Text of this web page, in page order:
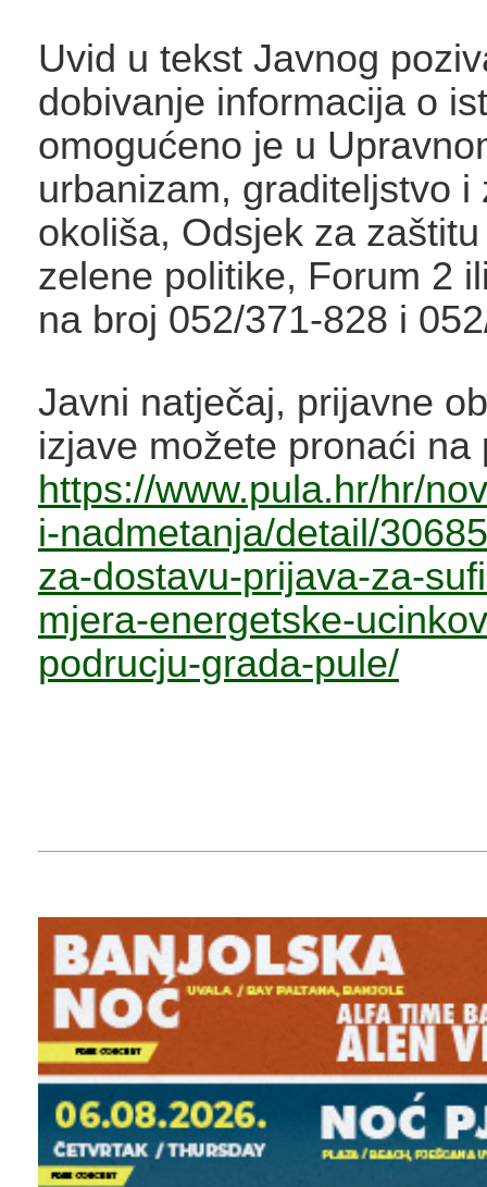
Uvid u tekst Javnog
dobivanje informacija o
omogućeno je u
urbanizam, graditeljstvo i
okoliša, Odsjek za
zelene politike, Forum 2
na broj 052/371-828 i
Javni natječaj, prijavne
izjave možete pronaći na
https://www.pula.hr/hr/
i-nadmetanja/detail/
za-dostavu-prijava-za-
mjera-energetske-
podrucju-grada-pule/